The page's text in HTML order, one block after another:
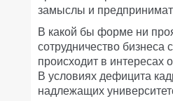
замыслы и
В какой бы форме ни
сотрудничество бизнеса
происходит в интересах
В условиях дефицита
надлежащих